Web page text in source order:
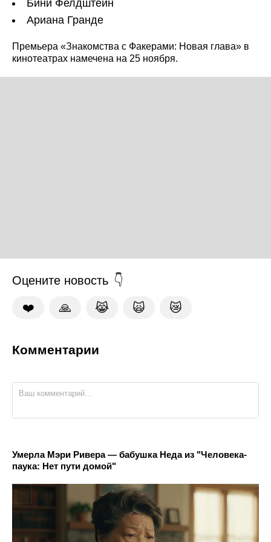
Бини Фелдштейн
Ариана Гранде
Премьера «Знакомства с Факерами: Новая глава» в
кинотеатрах намечена на 25 ноября.
Оцените новость
❤️ 🙏 😹 🙀 😿
Комментарии
Умерла Мэри Ривера — бабушка Неда из "Человека-
паука: Нет пути домой"